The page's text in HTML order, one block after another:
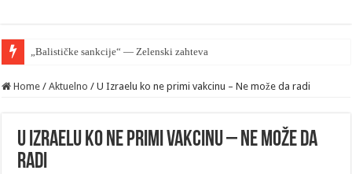
„Balističke sankcije“ — Zelenski zahteva od EU zaštiti Kijev al
Home / Aktuelno / U Izraelu ko ne primi vakcinu – Ne može da radi
U Izraelu ko ne primi vakcinu – Ne može da
radi